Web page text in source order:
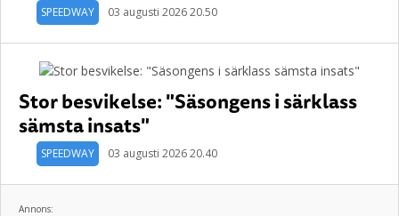
SPEEDWAY 03 augusti 2026 20.50
Stor besvikelse: "Säsongens i särklass
sämsta insats"
SPEEDWAY 03 augusti 2026 20.40
Annons: